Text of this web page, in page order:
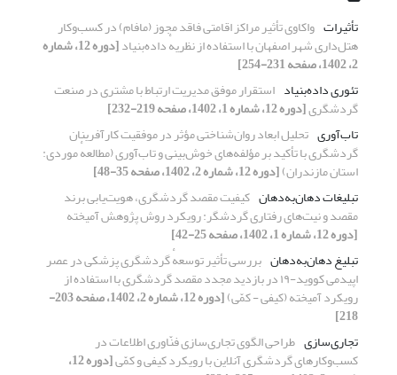
تأثیرات واکاوی تأثیر مراکز اقامتی فاقد مجوز (مافام) در کسب‌وکار
هتل‌داری شهر اصفهان با استفاده از نظریهٔ داده‌بنیاد [دوره 12، شماره
2، 1402، صفحه 231-254]
تئوری داده‌بنیاد استقرار موفق مدیریت ارتباط با مشتری در صنعت
گردشگری[دوره 12، شماره 1، 1402، صفحه 219-232]
تاب‌آوری تحلیل ابعاد روان‌شناختی مؤثر در موفقیت کارآفرینان
گردشگری با تأکید بر مؤلفه‌های خوش‌بینی و تاب‌آوری (مطالعهٔ موردی:
استان مازندران)[دوره 12، شماره 2، 1402، صفحه 35-48]
تبلیغات دهان‌به‌دهان کیفیت مقصد گردشگری، هویت‌یابی برند
مقصد و نیت‌های رفتاری گردشگر: رویکرد روش پژوهش آمیخته
[دوره 12، شماره 1، 1402، صفحه 25-42]
تبلیغ دهان‌به‌دهان بررسی تأثیر توسعهٔ گردشگری پزشکی در عصر
اپیدمی کووید-۱۹ در بازدید مجدد مقصد گردشگری با استفاده از
رویکرد آمیخته (کیفی - کمّی) [دوره 12، شماره 2، 1402، صفحه 203-
218]
تجاری‌سازی طراحی الگوی تجاری‌سازی فنّاوری اطلاعات در
کسب‌وکارهای گردشگری آنلاین با رویکرد کیفی و کمّی [دوره 12،